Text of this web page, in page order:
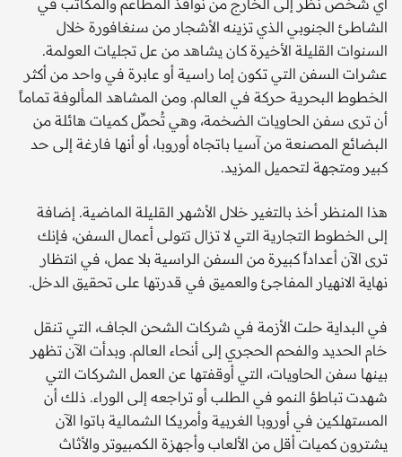
أي شخص نظر إلى الخارج من نوافذ المطاعم والمكاتب في
الشاطئ الجنوبي الذي تزينه الأشجار من سنغافورة خلال
السنوات القليلة الأخيرة كان يشاهد من عل تجليات العولمة.
عشرات السفن التي تكون إما راسية أو عابرة في واحد من أكثر
الخطوط البحرية حركة في العالم. ومن المشاهد المألوفة تماماً
أن ترى سفن الحاويات الضخمة، وهي تُحمِّل كميات هائلة من
البضائع المصنعة من آسيا باتجاه أوروبا، أو أنها فارغة إلى حد
كبير ومتجهة لتحميل المزيد.
هذا المنظر أخذ بالتغير خلال الأشهر القليلة الماضية. إضافة
إلى الخطوط التجارية التي لا تزال تتولى أعمال السفن، فإنك
ترى الآن أعداداً كبيرة من السفن الراسية بلا عمل، في انتظار
نهاية الانهيار المفاجئ والعميق في قدرتها على تحقيق الدخل.
في البداية حلت الأزمة في شركات الشحن الجاف، التي تنقل
خام الحديد والفحم الحجري إلى أنحاء العالم. وبدأت الآن تظهر
بينها سفن الحاويات، التي أوقفتها عن العمل الشركات التي
شهدت تباطؤ النمو في الطلب أو تراجعه إلى الوراء. ذلك أن
المستهلكين في أوروبا الغربية وأمريكا الشمالية باتوا الآن
يشترون كميات أقل من الألعاب وأجهزة الكمبيوتر والأثاث